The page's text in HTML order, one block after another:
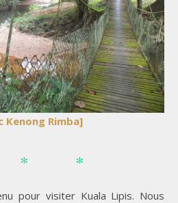
Kenong Rimba]
pour visiter Kuala Lipis. Nous